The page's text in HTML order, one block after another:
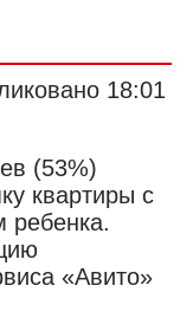
18:01
(53%)
квартиры с
ребенка.
«Авито»